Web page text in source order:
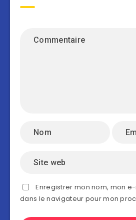
Enregistrer mon nom, mon
dans le navigateur pour mon